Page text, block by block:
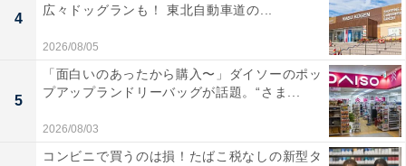
4
広々ドッグランも！ 東北自動車道の...
2026/08/05
5
「面白いのあったから購入〜」ダイソーのポッ
プアップランドリーバッグが話題。“さま...
2026/08/03
コンビニで買うのは損！たばこ税なしの新型タ